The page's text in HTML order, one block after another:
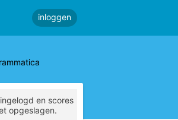
inloggen
en scores
opgeslagen.